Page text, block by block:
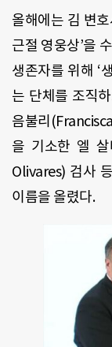
올해에는 김 변
근절 영웅상’을
생존자를 위해 ‘
는 단체를 조직
음불리
을 기소한 엘 살
Olivares) 검사
이름을 올렸다.